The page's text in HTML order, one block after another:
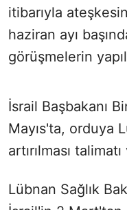
itibarıyla
haziran ayı
görüşmelerin
İsrail Başbakanı
Mayıs'ta, orduya
artırılması
Lübnan Sağlık